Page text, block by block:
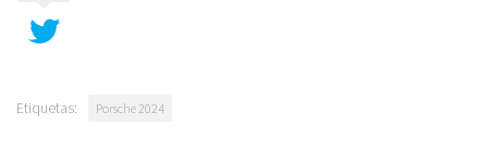
Etiquetas: Porsche 2024